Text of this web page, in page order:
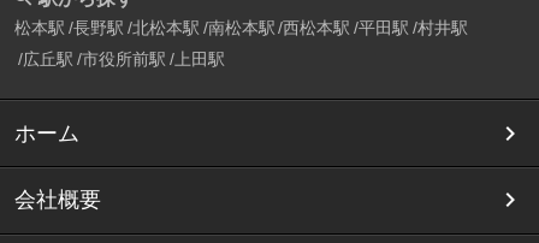
松本駅 長野駅 北松本駅 南松本駅 西松本駅 平田駅 村井駅
広丘駅 市役所前駅 上田駅
ホーム
会社概要